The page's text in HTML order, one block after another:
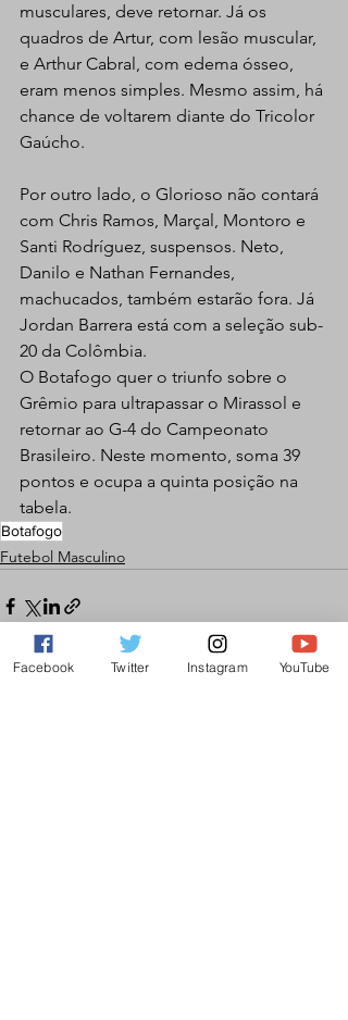
musculares, deve retornar. Já os
quadros de Artur, com lesão muscular,
e Arthur Cabral, com edema ósseo,
eram menos simples. Mesmo assim, há
chance de voltarem diante do Tricolor
Gaúcho.
Por outro lado, o Glorioso não contará
com Chris Ramos, Marçal, Montoro e
Santi Rodríguez, suspensos. Neto,
Danilo e Nathan Fernandes,
machucados, também estarão fora. Já
Jordan Barrera está com a seleção sub-
20 da Colômbia.
O Botafogo quer o triunfo sobre o
Grêmio para ultrapassar o Mirassol e
retornar ao G-4 do Campeonato
Brasileiro. Neste momento, soma 39
pontos e ocupa a quinta posição na
tabela.
Botafogo
Futebol Masculino
Facebook Twitter Instagram YouTube